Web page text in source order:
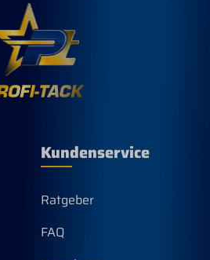
Kundenservice
Ratgeber
FAQ